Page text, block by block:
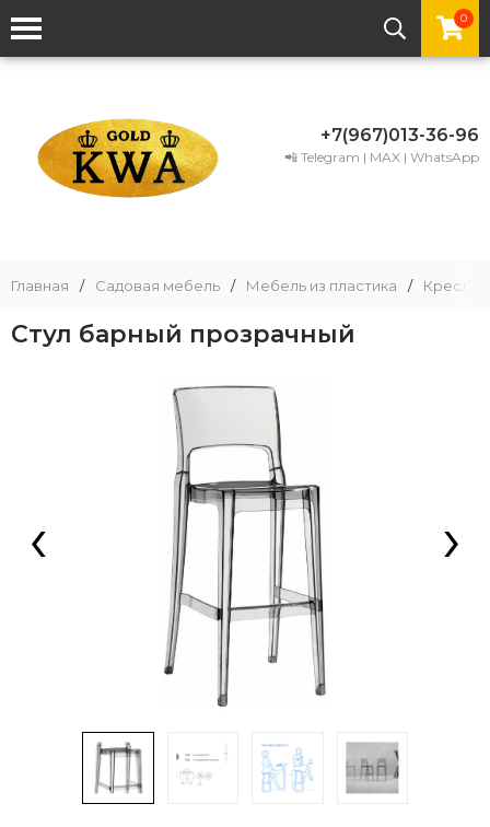
0
+7(967)013-36-96
📲 Telegram | MAX | WhatsApp
Главная / Садовая мебель / Мебель из пластика / Кресла
Стул барный прозрачный
‹ ›